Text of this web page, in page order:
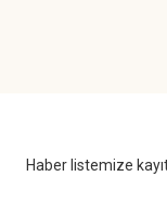
Haber listemize